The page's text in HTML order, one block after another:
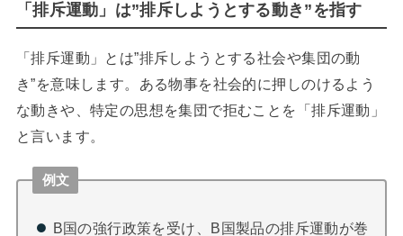
「排斥運動」は”排斥しようとする動き”を指す
「排斥運動」とは”排斥しようとする社会や集団の動
き”を意味します。ある物事を社会的に押しのけるよう
な動きや、特定の思想を集団で拒むことを「排斥運動」
と言います。
例文
B国の強行政策を受け、B国製品の排斥運動が巻